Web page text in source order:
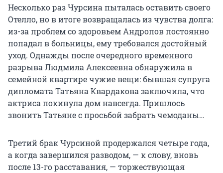
Несколько раз Чурсина пыталась оставить своего
Отелло, но в итоге возвращалась из чувства долга:
из-за проблем со здоровьем Андропов постоянно
попадал в больницы, ему требовался достойный
уход. Однажды после очередного временного
разрыва Людмила Алексеевна обнаружила в
семейной квартире чужие вещи: бывшая супруга
дипломата Татьяна Квардакова заключила, что
актриса покинула дом навсегда. Пришлось
звонить Татьяне с просьбой забрать чемоданы…
Третий брак Чурсиной продержался четыре года,
а когда завершился разводом, — к слову, вновь
после 13-го расставания, — торжествующая